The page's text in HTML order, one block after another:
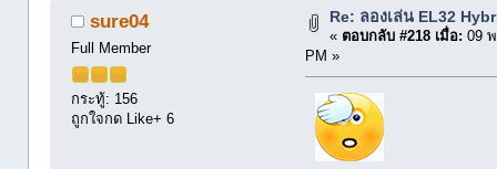
sure04
Full Member
กระทู้: 156
ถูกใจกด Like+ 6
Re: ลองเล่น EL32
« ตอบกลับ #218 เมื่อ: 09
PM »